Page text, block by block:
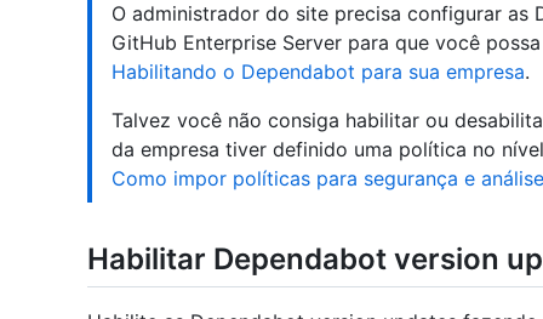
O administrador do site precisa configurar as
GitHub Enterprise Server para que você
Habilitando o Dependabot para sua empresa.
Talvez você não consiga habilitar ou
da empresa tiver definido uma política no
Como impor políticas para segurança e
Habilitar Dependabot version